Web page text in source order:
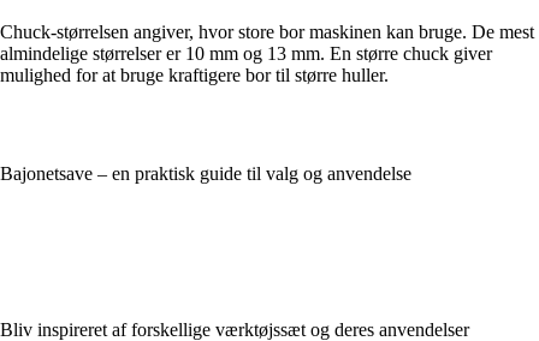
Chuck-størrelsen angiver, hvor store bor maskinen kan bruge. De mest
almindelige størrelser er 10 mm og 13 mm. En større chuck giver
mulighed for at bruge kraftigere bor til større huller.
Bajonetsave – en praktisk guide til valg og anvendelse
Bliv inspireret af forskellige værktøjssæt og deres anvendelser